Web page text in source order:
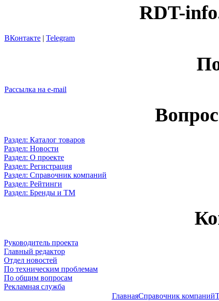
RDT-
ВКонтакте | Telegram
Рассылка на e-mail
Раздел: Каталог товаров
Раздел: Новости
Раздел: О проекте
Раздел: Регистрация
Раздел: Справочник компаний
Раздел: Рейтинги
Раздел: Бренды и ТМ
Руководитель проекта
Главный редактор
Отдел новостей
По техническим проблемам
По общим вопросам
Рекламная служба
ГлавнаяСправочник компаний